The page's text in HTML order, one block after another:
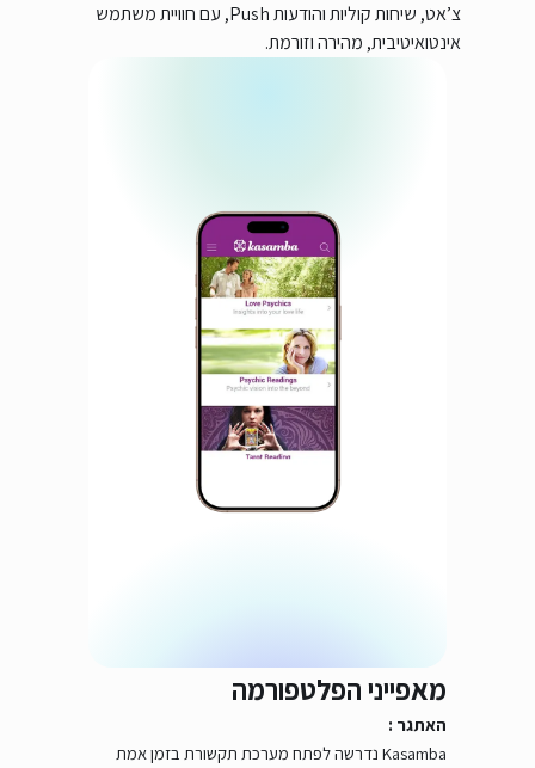
צ’אט, שיחות קוליות והודעות Push, עם חוויית משתמש
אינטואיטיבית, מהירה וזורמת.
מאפייני הפלטפורמה
האתגר :
Kasamba נדרשה לפתח מערכת תקשורת בזמן אמת